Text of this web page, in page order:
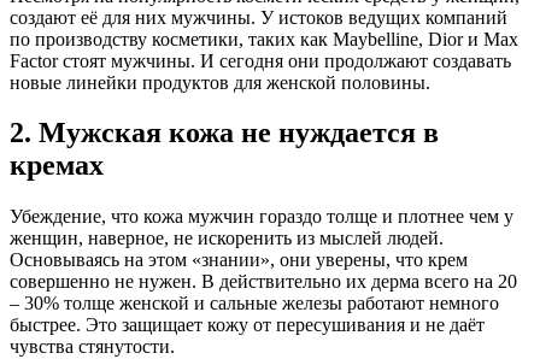
создают её для них мужчины. У истоков ведущих компаний
по производству косметики, таких как Maybelline, Dior и Max
Factor стоят мужчины. И сегодня они продолжают создавать
новые линейки продуктов для женской половины.
2. Мужская кожа не нуждается в
кремах
Убеждение, что кожа мужчин гораздо толще и плотнее чем у
женщин, наверное, не искоренить из мыслей людей.
Основываясь на этом «знании», они уверены, что крем
совершенно не нужен. В действительно их дерма всего на 20
– 30% толще женской и сальные железы работают немного
быстрее. Это защищает кожу от пересушивания и не даёт
чувства стянутости.